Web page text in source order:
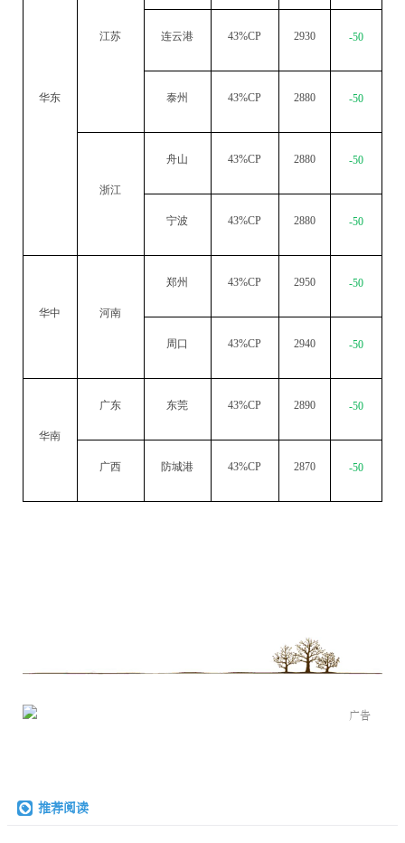
华东
江苏 连云港 43%CP 2930 -50
泰州 43%CP 2880 -50
浙江
舟山 43%CP 2880 -50
宁波 43%CP 2880 -50
华中 河南
郑州 43%CP 2950 -50
周口 43%CP 2940 -50
华南
广东 东莞 43%CP 2890 -50
广西 防城港 43%CP 2870 -50
广告
推荐阅读